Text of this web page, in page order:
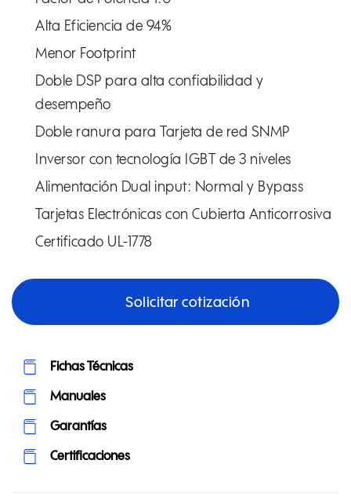
Alta Eficiencia de 94%
Menor Footprint
Doble DSP para alta confiabilidad y
desempeño
Doble ranura para Tarjeta de red SNMP
Inversor con tecnología IGBT de 3 niveles
Alimentación Dual input: Normal y Bypass
Tarjetas Electrónicas con Cubierta Anticorrosiva
Certificado UL-1778
Solicitar cotización
Fichas Técnicas
Manuales
Garantías
Certificaciones